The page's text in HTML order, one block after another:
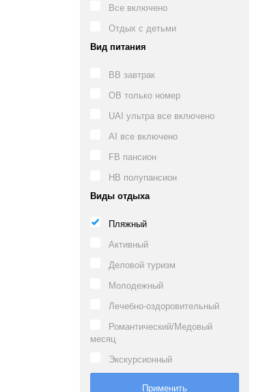
Все включено
Отдых с детьми
Вид питания
BB завтрак
OB только номер
UAI ультра все включено
AI все включено
FB пансион
HB полупансион
Виды отдыха
Пляжный
Активный
Деловой туризм
Молодежный
Лечебно-оздоровительный
Романтический/Медовый
месяц
Экскурсионный